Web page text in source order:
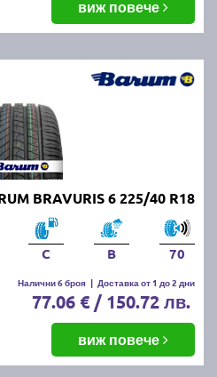
виж повече
BRAVURIS 6 225/40 R18
C B 70
Налични 6 броя | Доставка от 1 до 2 дни
77.06 € / 150.72 лв.
виж повече